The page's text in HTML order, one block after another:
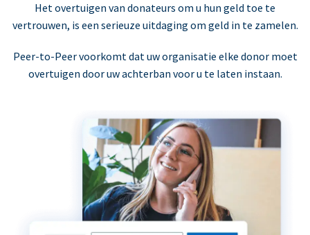
Het overtuigen van donateurs om u hun geld toe te
vertrouwen, is een serieuze uitdaging om geld in te zamelen.
Peer-to-Peer voorkomt dat uw organisatie elke donor moet
overtuigen door uw achterban voor u te laten instaan.